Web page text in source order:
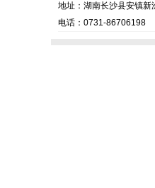
地址：湖南长沙县安镇新
电话：0731-86706198